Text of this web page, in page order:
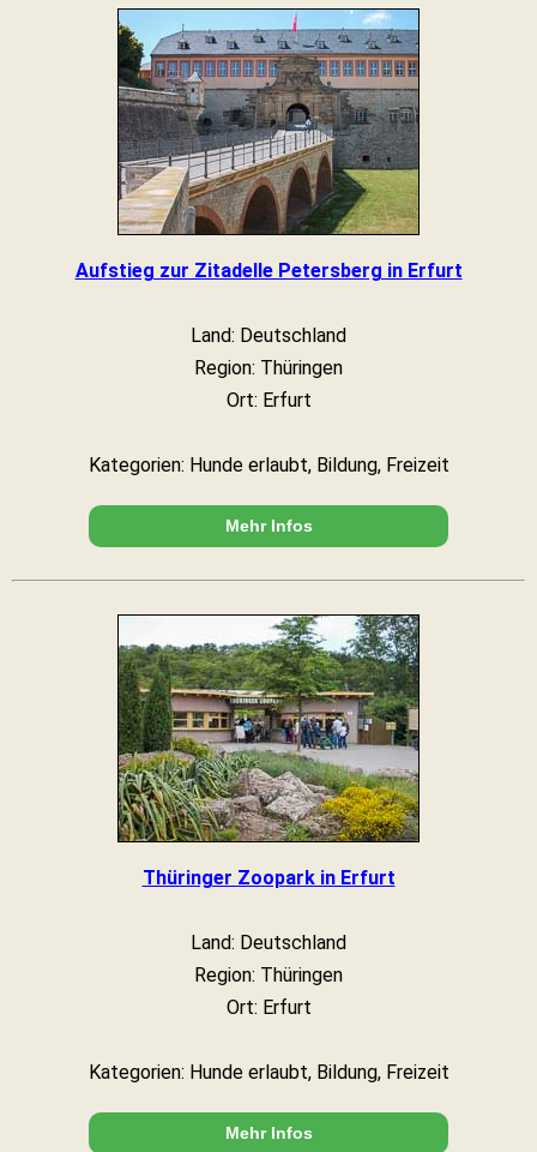
Aufstieg zur Zitadelle Petersberg in Erfurt
Land: Deutschland
Region: Thüringen
Ort: Erfurt
Kategorien: Hunde erlaubt, Bildung, Freizeit
Mehr Infos
Thüringer Zoopark in Erfurt
Land: Deutschland
Region: Thüringen
Ort: Erfurt
Kategorien: Hunde erlaubt, Bildung, Freizeit
Mehr Infos